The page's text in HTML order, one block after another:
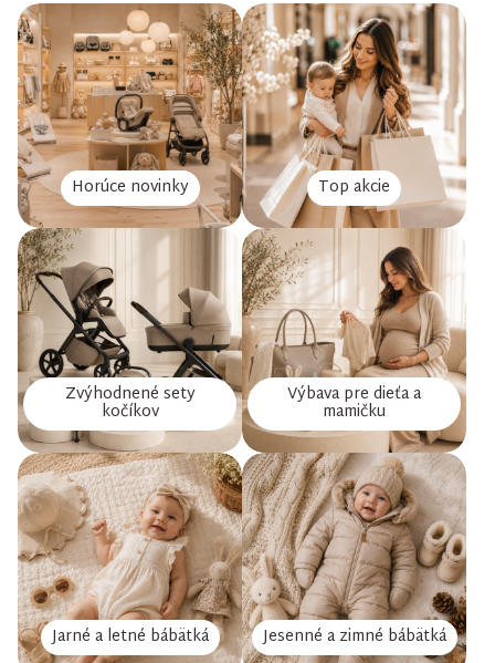
Horúce novinky Top akcie
Zvýhodnené sety
kočíkov
Výbava pre dieťa a
mamičku
Jarné a letné bábätká Jesenné a zimné bábätká